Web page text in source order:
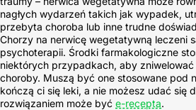
nagłych wydarzeń takich jak wypadek,
przebyta choroba lub inne trudne
Chorzy na nerwicę wegetatywną leczeni
psychoterapii. Środki farmakologiczne
niektórych przypadkach, aby
choroby. Muszą być one stosowane pod
kończą ci się leki, a nie możesz udać się
rozwiązaniem może być e-recepta.